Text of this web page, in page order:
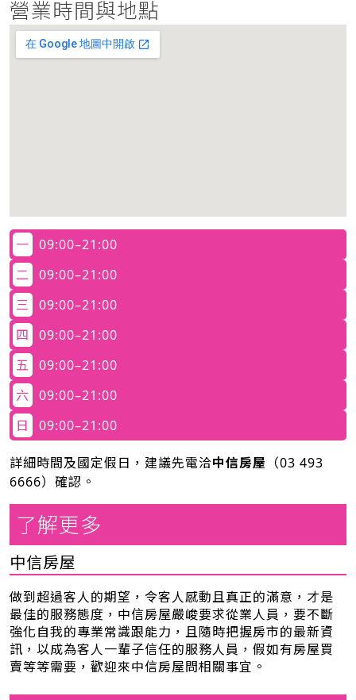
營業時間與地點
一 09:00–21:00
二 09:00–21:00
三
09:00–21:00
四
09:00–21:00
五
09:00–21:00
六 09:00–21:00
日
09:00–21:00
詳細時間及國定假日，建議先電洽中信房屋 （03 493
6666）確認。
了解更多
中信房屋
做到超過客人的期望，令客人感動且真正的滿意，才是
最佳的服務態度，中信房屋嚴峻要求從業人員，要不斷
強化自我的專業常識跟能力，且隨時把握房市的最新資
訊，以成為客人一輩子信任的服務人員，假如有房屋買
賣等等需要，歡迎來中信房屋問相關事宜。